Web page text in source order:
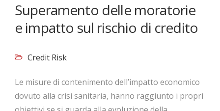
Superamento delle moratorie
e impatto sul rischio di credito
Credit Risk
Le misure di contenimento dell’impatto economico
dovuto alla crisi sanitaria, hanno raggiunto i propri